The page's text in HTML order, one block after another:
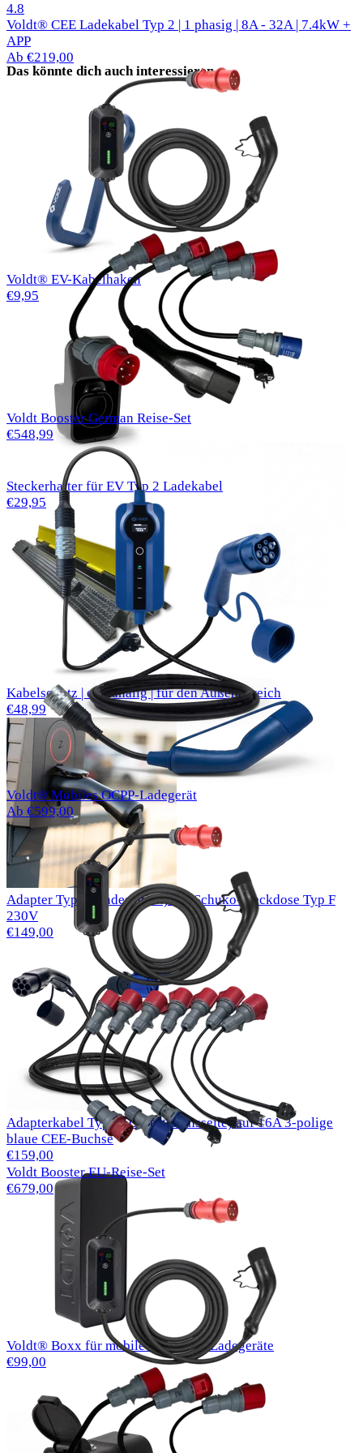
Das könnte dich auch interessieren
Voldt® EV-Kabelhaken
€9,95
Steckerhalter für EV Typ 2 Ladekabel
€29,95
Kabelschutz | einkanalig | für den Außenbereich
€48,99
Adapter Typ 2 (Ladestation) auf Schuko-Steckdose Typ F
230V
€149,00
Adapterkabel Typ 2 (Ladestationsseite) auf 16A 3-polige
blaue CEE-Buchse
€159,00
Voldt® Boxx für mobile Haushalts-Ladegeräte
€99,00
4.8
Voldt® CEE Ladekabel Typ 2 | 1 phasig | 8A - 32A | 7.4kW +
APP
Ab €219,00
Voldt Booster German Reise-Set
€548,99
Voldt® Mobiles OCPP-Ladegerät
Ab €599,00
Voldt Booster EU-Reise-Set
€679,00